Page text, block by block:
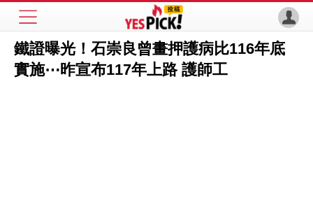
鐵證曝光！石崇良曾畫押護病比116年底
實施⋯昨宣布117年上路 護師工